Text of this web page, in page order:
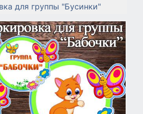
для группы "Бусинки"